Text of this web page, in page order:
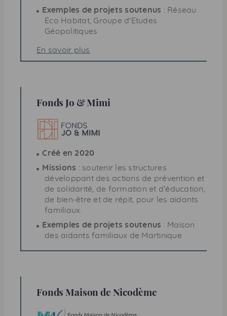
Exemples de projets soutenus : Réseau
Eco Habitat, Groupe d'Etudes
Géopolitiques
En savoir plus
Fonds Jo & Mimi
Créé en 2020
Missions : soutenir les structures
développant des actions de prévention et
de solidarité, de formation et d’éducation,
de bien-être et de répit, pour les aidants
familiaux.
Exemples de projets soutenus : Maison
des aidants familiaux de Martinique
Fonds Maison de Nicodème